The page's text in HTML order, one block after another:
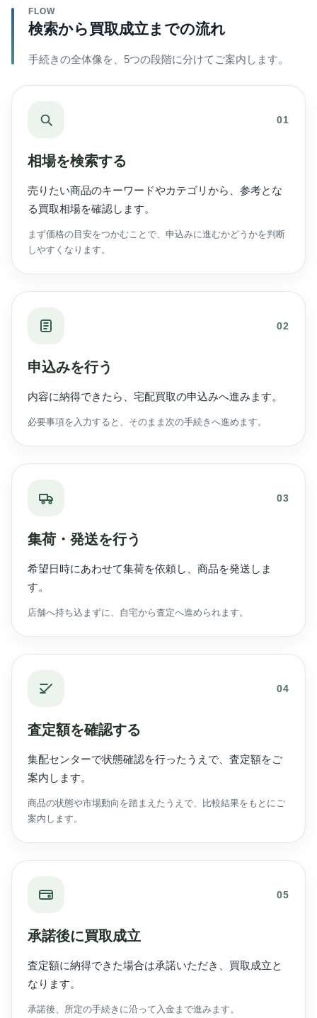
FLOW
検索から買取成立までの流れ
手続きの全体像を、5つの段階に分けてご案内します。
01
相場を検索する
売りたい商品のキーワードやカテゴリから、参考とな
る買取相場を確認します。
まず価格の目安をつかむことで、申込みに進むかどうかを判断
しやすくなります。
02
申込みを行う
内容に納得できたら、宅配買取の申込みへ進みます。
必要事項を入力すると、そのまま次の手続きへ進めます。
03
集荷・発送を行う
希望日時にあわせて集荷を依頼し、商品を発送しま
す。
店舗へ持ち込まずに、自宅から査定へ進められます。
04
査定額を確認する
集配センターで状態確認を行ったうえで、査定額をご
案内します。
商品の状態や市場動向を踏まえたうえで、比較結果をもとにご
案内します。
05
承諾後に買取成立
査定額に納得できた場合は承諾いただき、買取成立と
なります。
承諾後、所定の手続きに沿って入金まで進みます。